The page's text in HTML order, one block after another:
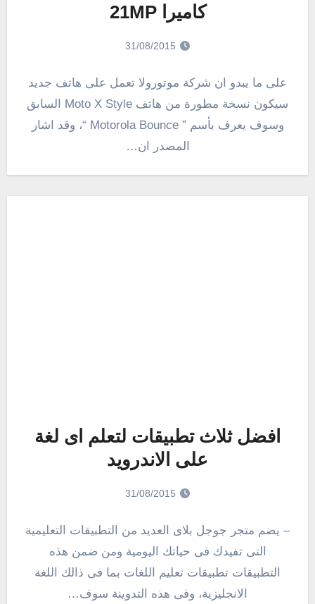
كاميرا 21MP
31/08/2015
على ما يبدو ان شركة موتورولا تعمل على هاتف جديد
سيكون نسخة مطورة من هاتف Moto X Style السابق
وسوف يعرف بأسم ” Motorola Bounce “، وقد اشار
المصدر ان…
افضل ثلاث تطبيقات لتعلم اى لغة
على الاندرويد
31/08/2015
– يضم متجر جوجل بلاى العديد من التطبيقات التعليمية
التى تفيدك فى حياتك اليومية ومن ضمن هذه
التطبيقات تطبيقات تعليم اللغات بما فى ذالك اللغة
الانجليزية، وفى هذه التدوينة سوف…